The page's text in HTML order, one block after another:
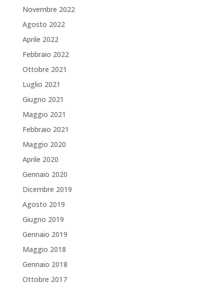
Novembre 2022
Agosto 2022
Aprile 2022
Febbraio 2022
Ottobre 2021
Luglio 2021
Giugno 2021
Maggio 2021
Febbraio 2021
Maggio 2020
Aprile 2020
Gennaio 2020
Dicembre 2019
Agosto 2019
Giugno 2019
Gennaio 2019
Maggio 2018
Gennaio 2018
Ottobre 2017